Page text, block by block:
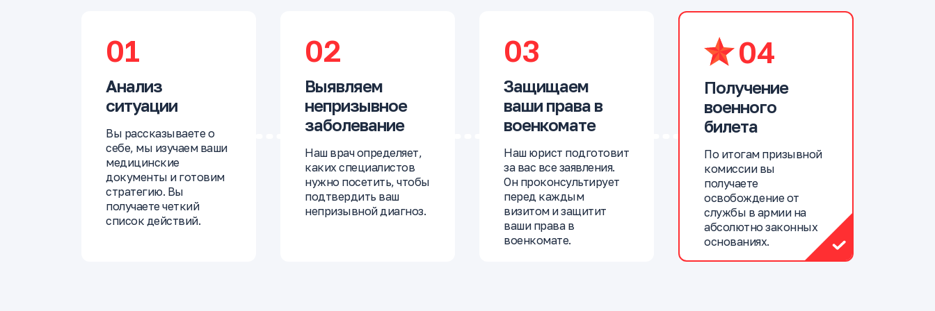
01
Анализ
ситуации
Вы рассказываете о
себе, мы изучаем ваши
медицинские
документы и готовим
стратегию. Вы
получаете четкий
список действий.
02
Выявляем
непризывное
заболевание
Наш врач определяет,
каких специалистов
нужно посетить, чтобы
подтвердить ваш
непризывной диагноз.
03
Защищаем
ваши права в
военкомате
Наш юрист подготовит
за вас все заявления.
Он проконсультирует
перед каждым
визитом и защитит
ваши права в
военкомате.
04
Получение
военного
билета
По итогам призывной
комиссии вы
получаете
освобождение от
службы в армии на
абсолютно законных
основаниях.